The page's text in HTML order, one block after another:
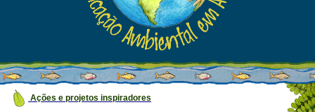
Ações e projetos inspiradores